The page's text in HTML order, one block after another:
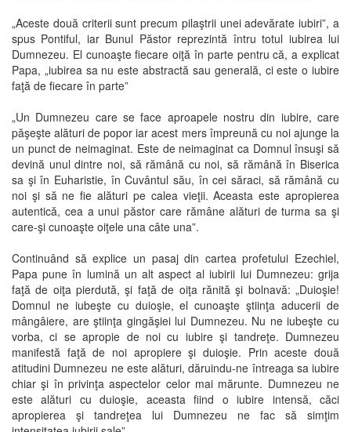
„Aceste două criterii sunt precum pilaştrii unei adevărate iubiri”, a
spus Pontiful, iar Bunul Păstor reprezintă întru totul iubirea lui
Dumnezeu. El cunoaşte fiecare oiţă în parte pentru că, a explicat
Papa, „iubirea sa nu este abstractă sau generală, ci este o iubire
faţă de fiecare în parte”
„Un Dumnezeu care se face aproapele nostru din iubire, care
păşeşte alături de popor iar acest mers împreună cu noi ajunge la
un punct de neimaginat. Este de neimaginat ca Domnul însuşi să
devină unul dintre noi, să rămână cu noi, să rămână în Biserica
sa şi în Euharistie, în Cuvântul său, în cei săraci, să rămână cu
noi şi să ne fie alături pe calea vieţii. Aceasta este apropierea
autentică, cea a unui păstor care rămâne alături de turma sa şi
care-şi cunoaşte oiţele una câte una”.
Continuând să explice un pasaj din cartea profetului Ezechiel,
Papa pune în lumină un alt aspect al iubirii lui Dumnezeu: grija
faţă de oiţa pierdută, şi faţă de oiţa rănită şi bolnavă: „Duioşie!
Domnul ne iubeşte cu duioşie, el cunoaşte ştiinţa aducerii de
mângâiere, are ştiinţa gingăşiei lui Dumnezeu. Nu ne iubeşte cu
vorba, ci se apropie de noi cu iubire şi tandreţe. Dumnezeu
manifestă faţă de noi apropiere şi duioşie. Prin aceste două
atitudini Dumnezeu ne este alături, dăruindu-ne întreaga sa iubire
chiar şi în privinţa aspectelor celor mai mărunte. Dumnezeu ne
este alături cu duioşie, aceasta fiind o iubire intensă, căci
apropierea şi tandreţea lui Dumnezeu ne fac să simţim